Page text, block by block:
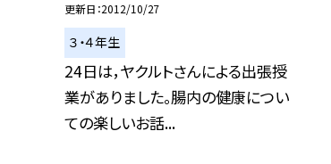
更新日 2012/10/27
３・４年生
24日は，ヤクルトさんによる出張授
業がありました。腸内の健康につい
ての楽しいお話...